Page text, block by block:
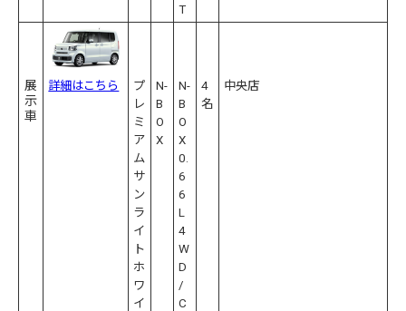
T
展
示
車
詳細はこちら
プ
レ
ミ
ア
ム
サ
ン
ラ
イ
ト
ホ
ワ
イ
N-
B
O
X
N-
B
O
X
0.
6
6
L
4
W
D
/
C
4
名
中央店